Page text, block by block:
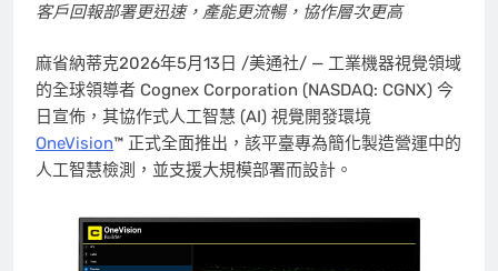
客戶回報部署更迅速，產能更流暢，協作層次更高
麻省納蒂克2026年5月13日 /美通社/ — 工業機器視覺領域
的全球領導者 Cognex Corporation (NASDAQ: CGNX) 今
日宣佈，其協作式人工智慧 (AI) 視覺開發環境
OneVision™ 正式全面推出，該平臺專為簡化製造營運中的
人工智慧檢測，並支援大規模部署而設計。